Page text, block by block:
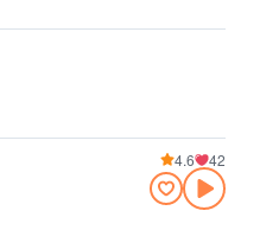
4.6 42